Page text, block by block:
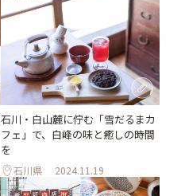
石川・白山麓に佇む「雪だるまカ
フェ」で、白峰の味と癒しの時間
を
石川県 2024.11.19